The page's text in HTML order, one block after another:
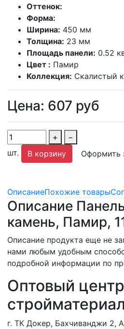
Оттенок:
Форма:
Ширина: 450 мм
Толщина: 23 мм
Площадь панели: 0.52
Цвет : Памир
Коллекция: Скалистый
Цена: 607 руб
+
−
шт.
В корзину Оформить
ОписаниеПохожие товары
Описание
камень, Памир,
Описание продукта еще не
нами любым удобным
подробной информации по
Оптовый центр
г. ТК Докер, Бахчиванджи 2,